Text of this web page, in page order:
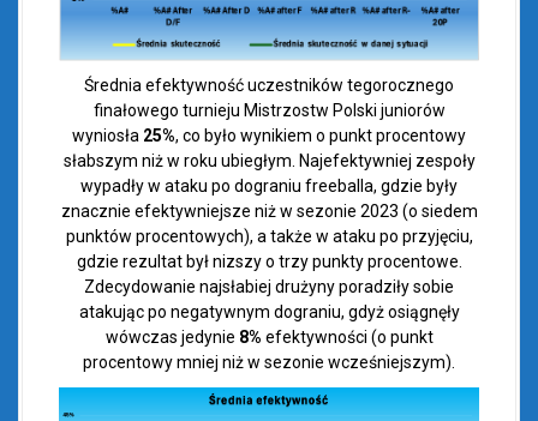
Średnia efektywność uczestników tegorocznego
finałowego turnieju Mistrzostw Polski juniorów
wyniosła 25%, co było wynikiem o punkt procentowy
słabszym niż w roku ubiegłym. Najefektywniej zespoły
wypadły w ataku po dograniu freeballa, gdzie były
znacznie efektywniejsze niż w sezonie 2023 (o siedem
punktów procentowych), a także w ataku po przyjęciu,
gdzie rezultat był nizszy o trzy punkty procentowe.
Zdecydowanie najsłabiej drużyny poradziły sobie
atakując po negatywnym dograniu, gdyż osiągnęły
wówczas jedynie 8% efektywności (o punkt
procentowy mniej niż w sezonie wcześniejszym).